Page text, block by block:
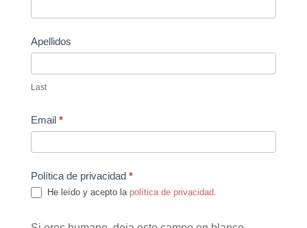
Apellidos
Last
Email *
Política de privacidad *
He leído y acepto la política de privacidad.